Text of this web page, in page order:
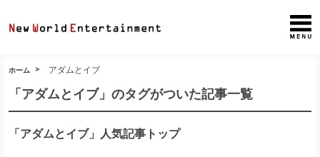
ホーム アダムとイブ
「アダムとイブ」のタグがついた記事一覧
「アダムとイブ」人気記事トップ